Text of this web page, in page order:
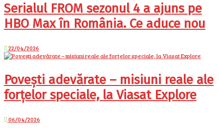
Serialul FROM sezonul 4 a ajuns pe
HBO Max în România. Ce aduce nou
22/04/2026
Povești adevărate – misiuni reale ale
forțelor speciale, la Viasat Explore
06/04/2026